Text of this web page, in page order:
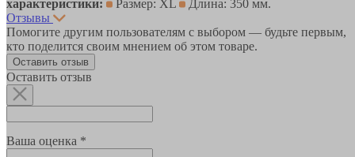
характеристики:
Размер: XL
Длина: 350 мм.
Отзывы
Помогите другим пользователям с выбором — будьте первым,
кто поделится своим мнением об этом товаре.
Оставить отзыв
Оставить отзыв
Ваша оценка *